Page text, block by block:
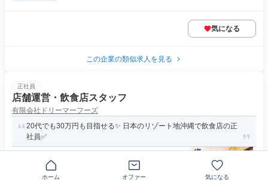
気になる
この企業の類似求人を見る
正社員
店舗運営・飲食店スタッフ
有限会社ドリーマーフーズ
20代でも30万円も目指せる✨ 日本のリゾート地沖縄で飲食店の正
社員✅
沖縄県石垣市
月給22万5000円～25万円
ホーム オファー 気になる